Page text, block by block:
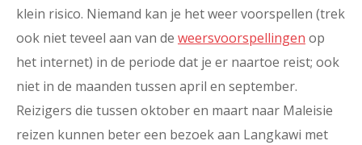
klein risico. Niemand kan je het weer voorspellen (trek
ook niet teveel aan van de weersvoorspellingen op
het internet) in de periode dat je er naartoe reist; ook
niet in de maanden tussen april en september.
Reizigers die tussen oktober en maart naar Maleisie
reizen kunnen beter een bezoek aan Langkawi met